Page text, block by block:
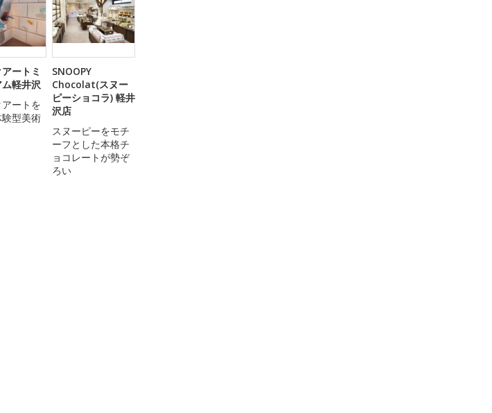
ートミ
軽井沢
アートを
型美術
SNOOPY
Chocolat(スヌー
ピーショコラ) 軽井
沢店
スヌーピーをモチ
ーフとした本格チ
ョコレートが勢ぞ
ろい